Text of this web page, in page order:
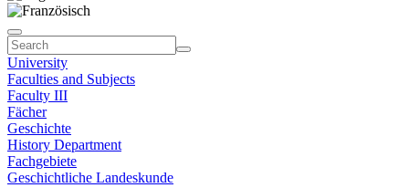
University
Faculties and Subjects
Faculty III
Fächer
Geschichte
History Department
Fachgebiete
Geschichtliche Landeskunde